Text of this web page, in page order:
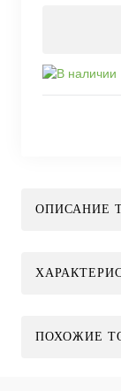
ОПИСАНИЕ
ПОХОЖИЕ